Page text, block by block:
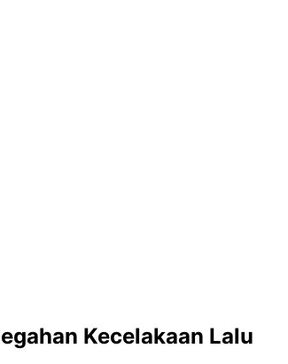
Kecelakaan Lalu